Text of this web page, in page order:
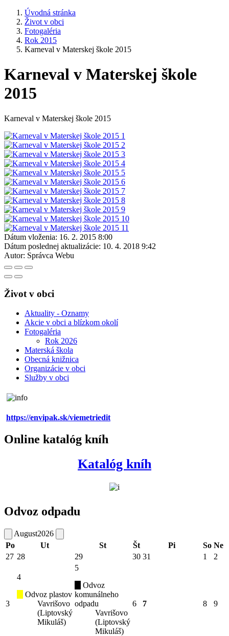
Úvodná stránka
Život v obci
Fotogaléria
Rok 2015
Karneval v Materskej škole 2015
Karneval v Materskej škole
2015
Karneval v Materskej škole 2015
Dátum vloženia: 16. 2. 2015 8:00
Dátum poslednej aktualizácie: 10. 4. 2018 9:42
Autor: Správca Webu
Život v obci
Aktuality - Oznamy
Akcie v obci a blízkom okolí
Fotogaléria
Rok 2026
Materská škola
Obecná knižnica
Organizácie v obci
Služby v obci
https://envipak.sk/viemetriedit
Online katalóg kníh
Katalóg kníh
Odvoz odpadu
August2026
Po
Ut St Št Pi So Ne
27 28 29 30 31 1 2
3
4
Odvoz plastov
Vavrišovo
(Liptovský
Mikuláš)
5
Odvoz
komunálneho
odpadu
Vavrišovo
(Liptovský
Mikuláš)
6 7 8 9